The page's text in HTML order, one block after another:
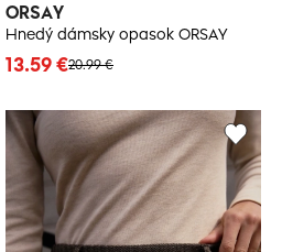
ORSAY
Hnedý dámsky opasok ORSAY
20.99 €
13.59 €